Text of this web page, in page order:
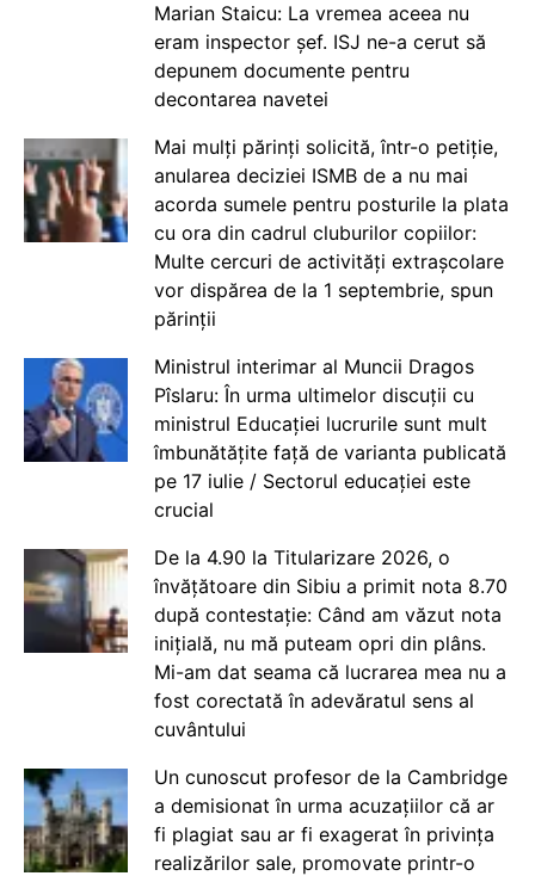
Marian Staicu: La vremea aceea nu
eram inspector șef. ISJ ne-a cerut să
depunem documente pentru
decontarea navetei
Mai mulți părinți solicită, într-o petiție,
anularea deciziei ISMB de a nu mai
acorda sumele pentru posturile la plata
cu ora din cadrul cluburilor copiilor:
Multe cercuri de activități extrașcolare
vor dispărea de la 1 septembrie, spun
părinții
Ministrul interimar al Muncii Dragos
Pîslaru: În urma ultimelor discuții cu
ministrul Educației lucrurile sunt mult
îmbunătățite față de varianta publicată
pe 17 iulie / Sectorul educației este
crucial
De la 4.90 la Titularizare 2026, o
învățătoare din Sibiu a primit nota 8.70
după contestație: Când am văzut nota
inițială, nu mă puteam opri din plâns.
Mi-am dat seama că lucrarea mea nu a
fost corectată în adevăratul sens al
cuvântului
Un cunoscut profesor de la Cambridge
a demisionat în urma acuzațiilor că ar
fi plagiat sau ar fi exagerat în privința
realizărilor sale, promovate printr-o